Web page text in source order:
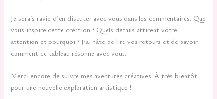
Je serais ravie d’en discuter avec vous dans les commentaires. Que
vous inspire cette création ? Quels détails attirent votre
attention et pourquoi ? J’ai hâte de lire vos retours et de savoir
comment ce tableau résonne avec vous.
Merci encore de suivre mes aventures créatives. À très bientôt
pour une nouvelle exploration artistique !